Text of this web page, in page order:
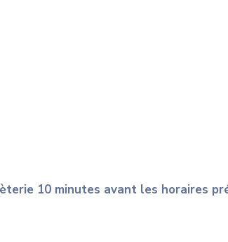
10 minutes avant les horaires